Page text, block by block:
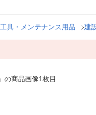
工具・メンテナンス用品 建